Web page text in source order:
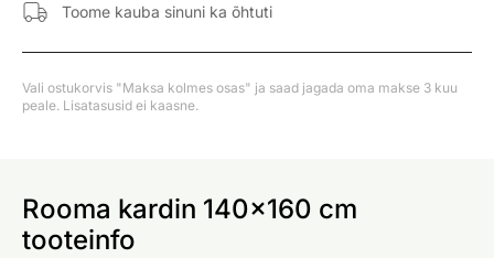
Toome kauba sinuni ka õhtuti
Vali ostukorvis "Maksa kolmes osas" ja saad jagada oma makse 3 kuu
peale. Lisatasusid ei kaasne.
Rooma kardin 140x160 cm
tooteinfo